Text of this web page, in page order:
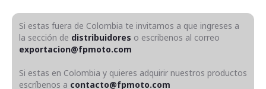
Si estas fuera de Colombia te invitamos a que ingreses a
la sección de distribuidores o escribenos al correo
exportacion@fpmoto.com
Si estas en Colombia y quieres adquirir nuestros productos
escríbenos a contacto@fpmoto.com